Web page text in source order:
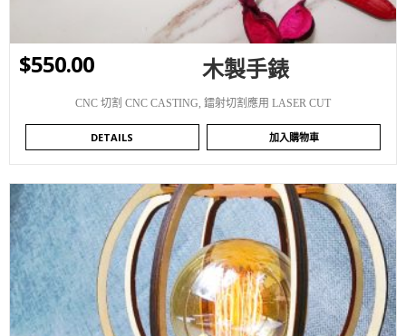
$550.00 木製手錶
CNC 切割 CNC CASTING, 鐳射切割應用 LASER CUT
DETAILS 加入購物車